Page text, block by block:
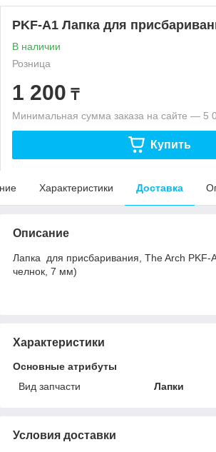
PKF-A1 Лапка для
В наличии
Розница
1 200 ₸
Минимальная сумма заказа на сайте — 5
Купить
Характеристики Доставка
Описание
Лапка для присбаривания, The Arch PKF-
челнок, 7 мм)
Характеристики
Основные атрибуты
Вид запчасти
Лапки
Условия доставки